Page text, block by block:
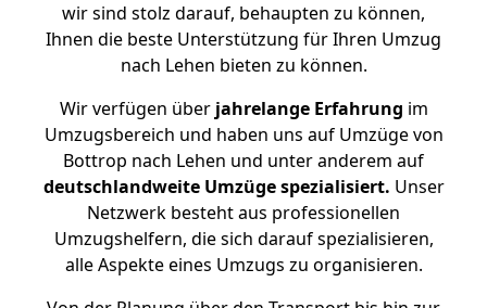
wir sind stolz darauf, behaupten zu können,
Ihnen die beste Unterstützung für Ihren Umzug
nach Lehen bieten zu können.
Wir verfügen überjahrelange Erfahrung im
Umzugsbereich und haben uns auf Umzüge von
Bottrop nach Lehen und unter anderem auf
deutschlandweite Umzüge spezialisiert. Unser
Netzwerk besteht aus professionellen
Umzugshelfern, die sich darauf spezialisieren,
alle Aspekte eines Umzugs zu organisieren.